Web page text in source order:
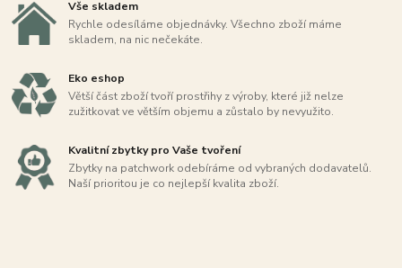
Vše skladem
Rychle odesíláme objednávky. Všechno zboží máme
skladem, na nic nečekáte.
Eko eshop
Větší část zboží tvoří prostřihy z výroby, které již nelze
zužitkovat ve větším objemu a zůstalo by nevyužito.
Kvalitní zbytky pro Vaše tvoření
Zbytky na patchwork odebíráme od vybraných dodavatelů.
Naší prioritou je co nejlepší kvalita zboží.